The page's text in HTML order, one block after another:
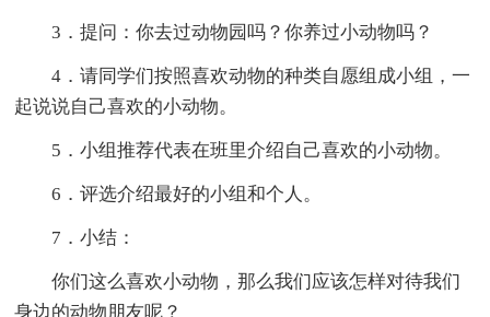
3．提问：你去过动物园吗？你养过小动物吗？
4．请同学们按照喜欢动物的种类自愿组成小组，一
起说说自己喜欢的小动物。
5．小组推荐代表在班里介绍自己喜欢的小动物。
6．评选介绍最好的小组和个人。
7．小结：
你们这么喜欢小动物，那么我们应该怎样对待我们
身边的动物朋友呢？